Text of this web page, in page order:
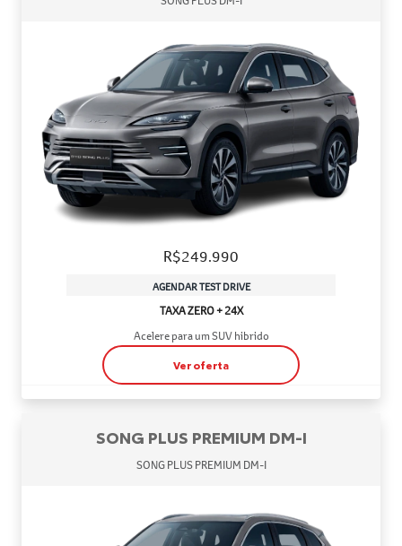
R$249.990
AGENDAR TEST DRIVE
TAXA ZERO + 24X
Acelere para um SUV hibrido
Ver oferta
SONG PLUS PREMIUM DM-I
SONG PLUS PREMIUM DM-I